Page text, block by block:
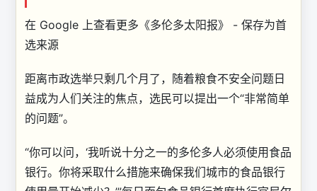
在 Google 上查看更多《多伦多太阳报》 - 保存为首
选来源
距离市政选举只剩几个月了，随着粮食不安全问题日
益成为人们关注的焦点，选民可以提出一个“非常简单
的问题”。
“你可以问，‘我听说十分之一的多伦多人必须使用食品
银行。你将采取什么措施来确保我们城市的食品银行